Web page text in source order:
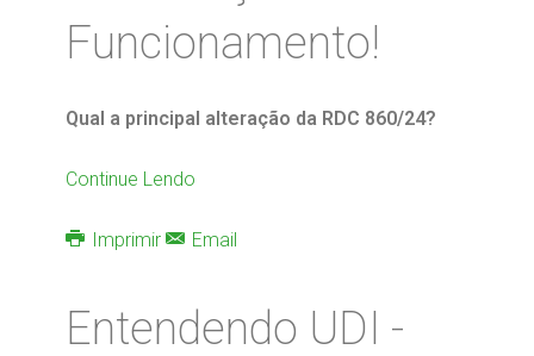
Funcionamento!
Qual a principal alteração da RDC 860/24?
Continue Lendo
Imprimir Email
Entendendo UDI -